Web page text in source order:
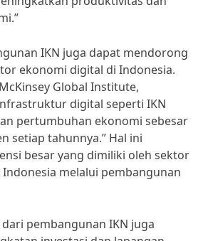
IKN juga dapat mendorong
ekonomi digital di Indonesia.
Global Institute,
digital seperti IKN
pertumbuhan ekonomi sebesar
setiap tahunnya.” Hal ini
besar yang dimiliki oleh sektor
melalui pembangunan
pembangunan IKN juga